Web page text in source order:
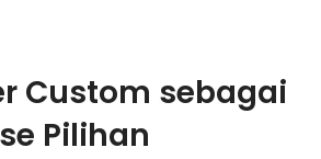
Custom sebagai
Pilihan